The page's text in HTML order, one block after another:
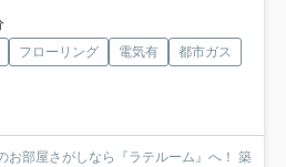
フローリング 電気有
都市ガス
お部屋さがしなら『ラテルーム』へ！ 築